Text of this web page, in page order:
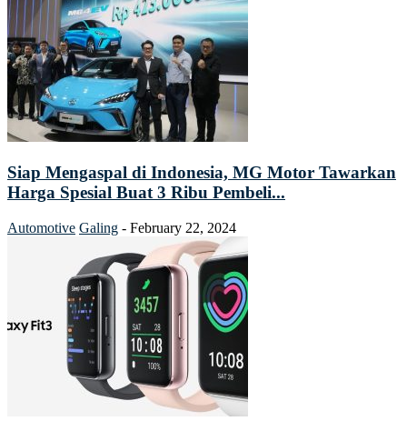
Siap Mengaspal di Indonesia, MG Motor Tawarkan
Harga Spesial Buat 3 Ribu Pembeli...
Automotive Galing - February 22, 2024